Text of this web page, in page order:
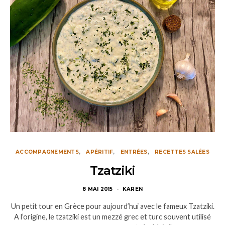
ACCOMPAGNEMENTS APÉRITIF ENTRÉES RECETTES SALÉES
Tzatziki
8 MAI 2015 KAREN
Un petit tour en Grèce pour aujourd’hui avec le fameux Tzatziki.
A l’origine, le tzatziki est un mezzé grec et turc souvent utilisé